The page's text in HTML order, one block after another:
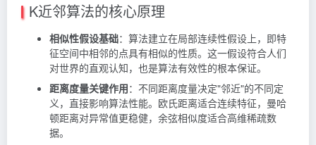
K近邻算法的核心原理
相似性假设基础：算法建立在局部连续性假设上，即特
征空间中相邻的点具有相似的性质。这一假设符合人们
对世界的直观认知，也是算法有效性的根本保证。
距离度量关键作用：不同距离度量决定"邻近"的不同定
义，直接影响算法性能。欧氏距离适合连续特征，曼哈
顿距离对异常值更稳健，余弦相似度适合高维稀疏数
据。